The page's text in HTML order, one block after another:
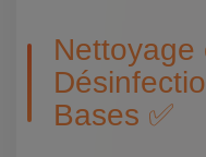
Nettoyage
Bases ✅